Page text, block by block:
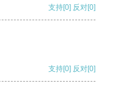
支持[0] 反对[0]
支持[0] 反对[0]